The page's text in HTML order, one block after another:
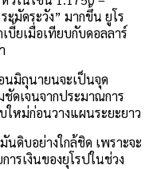
มัดระวัง” มากขึ้น ยูโร
บี้ยเมื่อเทียบกับดอลลาร์
นมิถุนายนจะเป็นจุด
ดเจนจากประมาณการ
ใหม่ก่อนวางแผนระยะยาว
นดิบอย่างใกล้ชิด เพราะจะ
รเงินของยุโรปในช่วง